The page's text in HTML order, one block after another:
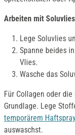
Arbeiten mit
Lege Soluvlies
Spanne beides
Vlies.
Wasche das
Für Collagen oder
Grundlage. Lege
temporärem
auswaschst.